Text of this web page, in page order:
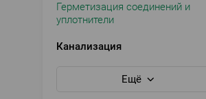
Герметизация соединений и
уплотнители
Канализация
Ещё